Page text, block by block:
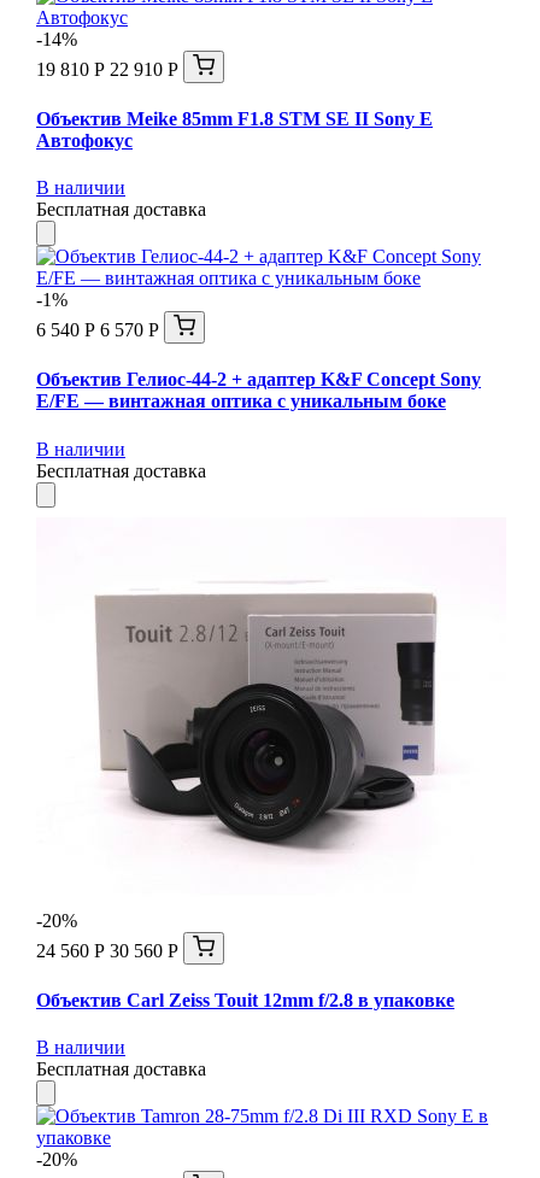
-14%
19 810 Р 22 910 Р
Объектив Meike 85mm F1.8 STM SE II Sony E
Автофокус
В наличии
Бесплатная доставка
-1%
6 540 Р 6 570 Р
Объектив Гелиос-44-2 + адаптер K&F Concept Sony
E/FE — винтажная оптика с уникальным боке
В наличии
Бесплатная доставка
-20%
24 560 Р 30 560 Р
Объектив Carl Zeiss Touit 12mm f/2.8 в упаковке
В наличии
Бесплатная доставка
-20%